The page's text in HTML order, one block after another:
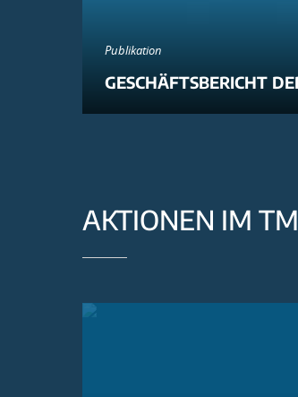
Publikation
GESCHÄFTSBERICHT
AKTIONEN IM